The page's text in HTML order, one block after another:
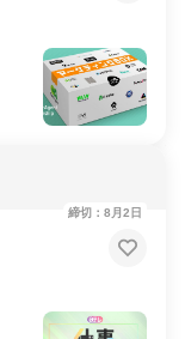
締切：8月2日